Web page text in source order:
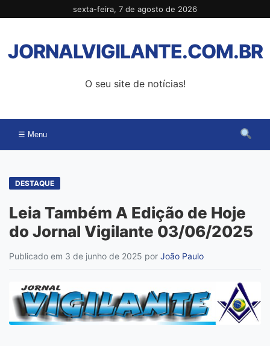
para
conteúdo
sexta-feira, 7 de agosto de 2026
JORNALVIGILANTE.COM.BR
O seu site de notícias!
☰ Menu
DESTAQUE
Leia Também A Edição de Hoje
do Jornal Vigilante 03/06/2025
Publicado em 3 de junho de 2025 por João Paulo